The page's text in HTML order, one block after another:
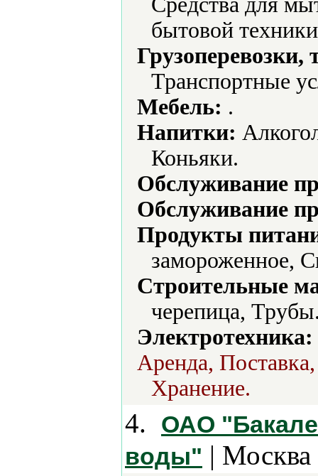
бытовой
Транспортные
Мебель: .
Напитки:
Коньяки.
Обслуживание
Обслуживание
Продукты
замороженное,
Строительные
черепица,
Электротехника:
Аренда,
Хранение.
4.
ОАО
воды" |